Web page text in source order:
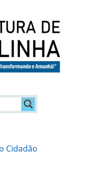
Cidadão